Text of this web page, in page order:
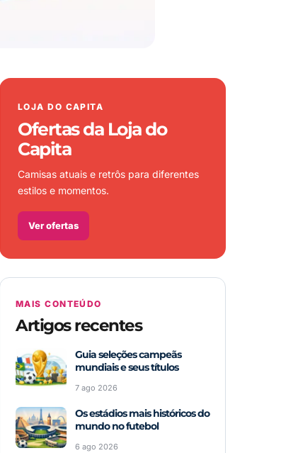
LOJA DO CAPITA
Ofertas da Loja do
Capita
Camisas atuais e retrôs para diferentes
estilos e momentos.
Ver ofertas
MAIS CONTEÚDO
Artigos recentes
Guia seleções campeãs
mundiais e seus títulos
7 ago 2026
Os estádios mais históricos do
mundo no futebol
6 ago 2026